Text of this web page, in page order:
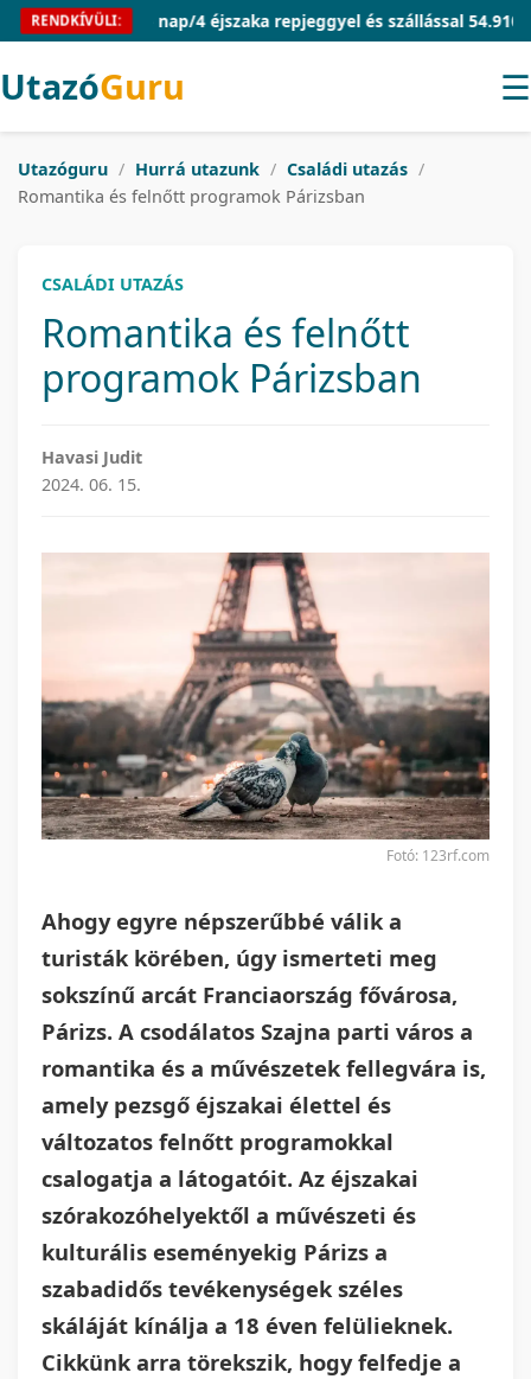
RENDKÍVÜLI:
Mallorca 5 nap/4 éjszaka repjeggyel és szállással 54.910 Ft/fő
UtazóGuru ☰
Utazóguru / Hurrá utazunk / Családi utazás /
Romantika és felnőtt programok Párizsban
CSALÁDI UTAZÁS
Romantika és felnőtt
programok Párizsban
Havasi Judit
2024. 06. 15.
Fotó: 123rf.com
Ahogy egyre népszerűbbé válik a
turisták körében, úgy ismerteti meg
sokszínű arcát Franciaország fővárosa,
Párizs. A csodálatos Szajna parti város a
romantika és a művészetek fellegvára is,
amely pezsgő éjszakai élettel és
változatos felnőtt programokkal
csalogatja a látogatóit. Az éjszakai
szórakozóhelyektől a művészeti és
kulturális eseményekig Párizs a
szabadidős tevékenységek széles
skáláját kínálja a 18 éven felülieknek.
Cikkünk arra törekszik, hogy felfedje a